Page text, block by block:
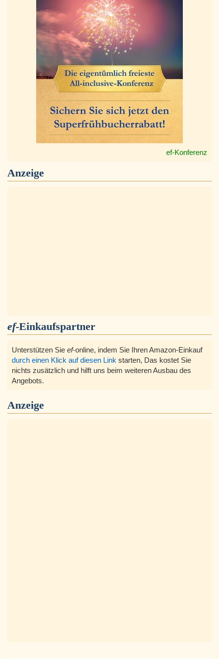
ef-Konferenz
Anzeige
ef-Einkaufspartner
Unterstützen Sie ef-online, indem Sie Ihren Amazon-Einkauf
durch einen Klick auf diesen Link starten, Das kostet Sie
nichts zusätzlich und hilft uns beim weiteren Ausbau des
Angebots.
Anzeige